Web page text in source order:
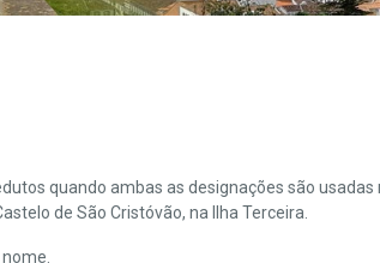
quando ambas as designações são
de São Cristóvão, na Ilha Terceira.